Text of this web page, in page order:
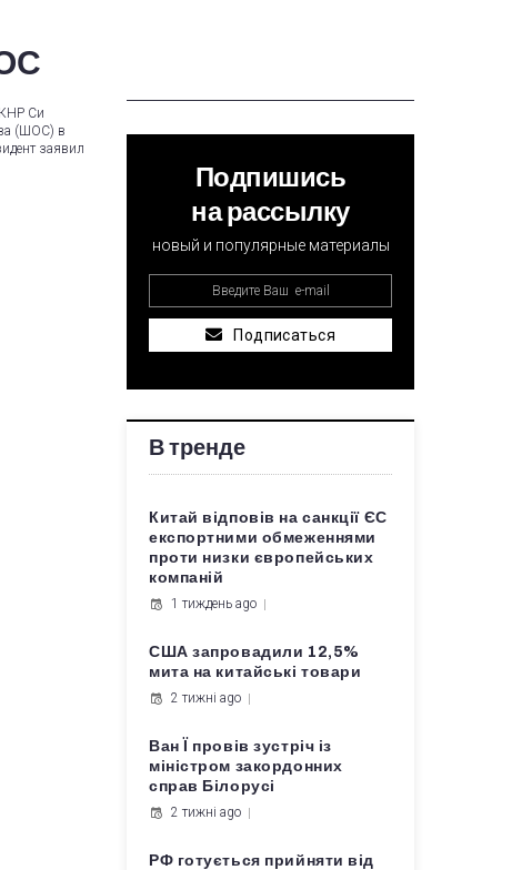
КНР Си
(ШОС) в
заявил
Подпишись
на рассылку
новый и популярные материалы
Подписаться
В тренде
Китай відповів на санкції ЄС
експортними обмеженнями
проти низки європейських
компаній
1 тиждень ago
США запровадили 12,5%
мита на китайські товари
2 тижні ago
Ван Ї провів зустріч із
міністром закордонних
справ Білорусі
2 тижні ago
РФ готується прийняти від